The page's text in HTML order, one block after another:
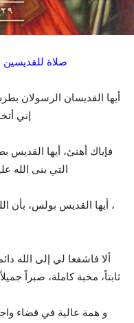
صلاة
أيها القديسان الرسولان
إني
فإياك أهنئ، أيها
التي بنى الله
، أيها القديس بولس، بأن
ألا فاشفعا لي إلى الله
ثابتاً، محبة كاملة، صبراً
و همة عالية في قضاء